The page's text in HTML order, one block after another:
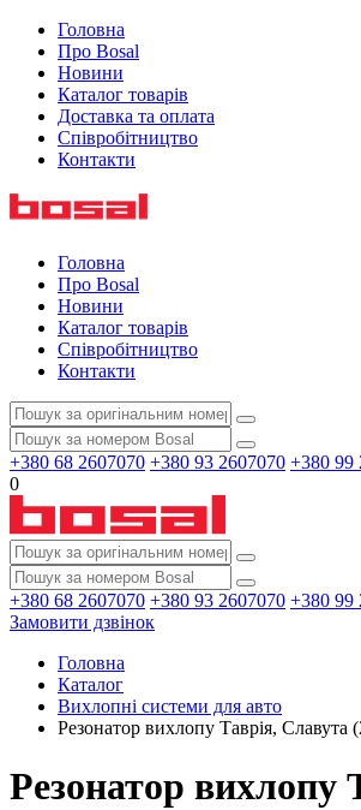
Головна
Про Bosal
Новини
Каталог товарів
Доставка та оплата
Співробітництво
Контакти
Головна
Про Bosal
Новини
Каталог товарів
Співробітництво
Контакти
+380 68 2607070 +380 93 2607070 +380 99
0
+380 68 2607070 +380 93 2607070 +380 99
Замовити дзвінок
Головна
Каталог
Вихлопні системи для авто
Резонатор вихлопу Таврія, Славута
Резонатор вихлопу